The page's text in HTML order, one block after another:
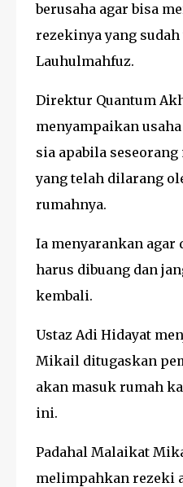
berusaha agar bisa
rezekinya yang
Lauhulmahfuz.
Direktur Quantum
menyampaikan
sia apabila
yang telah dilarang
rumahnya.
Ia menyarankan agar
harus dibuang dan
kembali.
Ustaz Adi Hidayat
Mikail ditugaskan
akan masuk rumah
ini.
Padahal Malaikat
melimpahkan rezeki